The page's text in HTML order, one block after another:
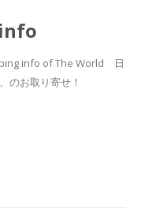
info of The World 日
のお取り寄せ！